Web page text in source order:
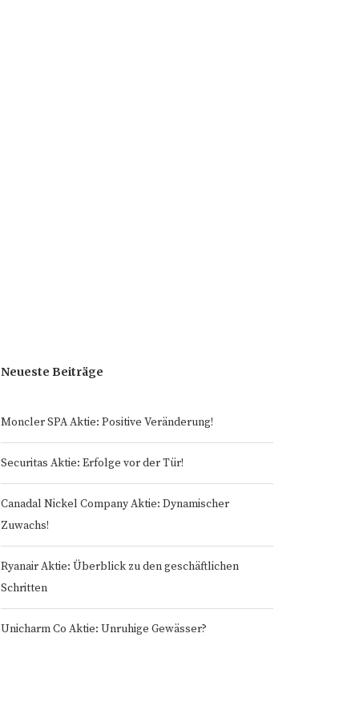
Neueste Beiträge
Moncler SPA Aktie: Positive Veränderung!
Securitas Aktie: Erfolge vor der Tür!
Canadal Nickel Company Aktie: Dynamischer
Zuwachs!
Ryanair Aktie: Überblick zu den geschäftlichen
Schritten
Unicharm Co Aktie: Unruhige Gewässer?